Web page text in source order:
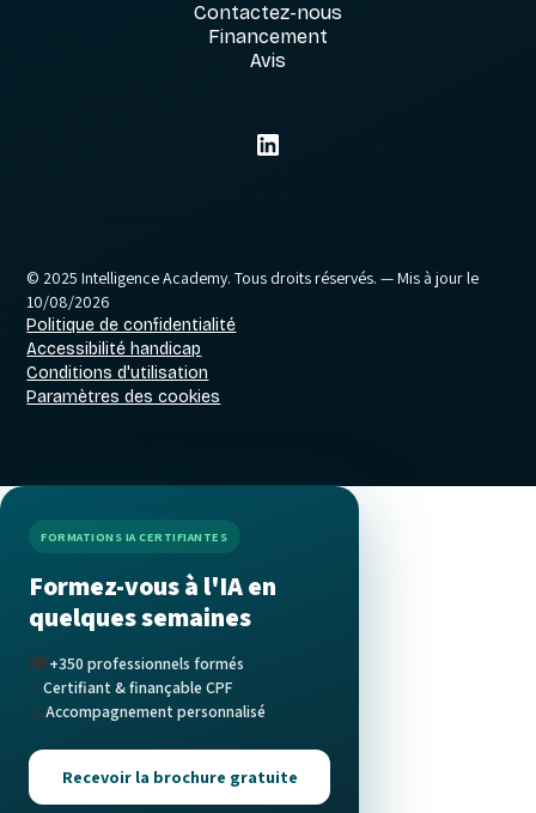
Contactez-nous
Financement
Avis
© 2025 Intelligence Academy. Tous droits réservés. — Mis à jour le
10/08/2026
Politique de confidentialité
Accessibilité handicap
Conditions d'utilisation
Paramètres des cookies
FORMATIONS IA CERTIFIANTES
Formez-vous à l'IA en
quelques semaines
🎓+350 professionnels formés
Certifiant & finançable CPF
🤝Accompagnement personnalisé
Recevoir la brochure gratuite